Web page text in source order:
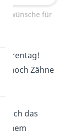
für
Ehrentag!
noch Zähne
dich das